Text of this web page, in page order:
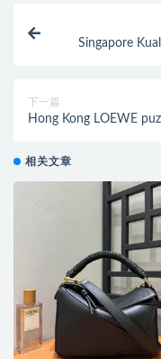
Singapore
下一篇
Hong Kong LOEWE
相关文章